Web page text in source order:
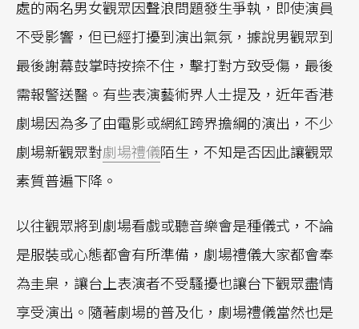
處的兩名男女觀眾因聲浪問題發生爭執，即使演員
不受影響，但已經打擾到演出氣氛，據說男觀眾到
最後謝幕鼓掌時按捺不住，擊打對方致受傷，最後
需報警送醫。有些表演藝術界人士提及，近年香港
劇場因為多了由電影或網紅跨界擔綱的演出，不少
劇場新觀眾對劇場禮儀陌生，不知是否因此讓觀眾
素質普遍下降。
以往觀眾將到劇場看戲或聽音樂會是種儀式，不論
是服裝或心態都會有所準備，劇場禮儀大家都會奉
為圭臬，讓台上表演者不受騷擾也讓台下觀眾盡情
享受演出。隨著劇場的普及化，劇場禮儀當然也是